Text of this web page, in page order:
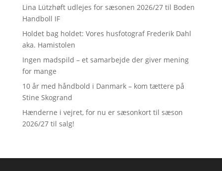
Lina Lützhøft udlejes for sæsonen 2026/27 til Boden
Handboll IF
Holdet bag holdet: Vores husfotograf Frederik Dahl
aka. Hamistolen
Ingen madspild – et samarbejde der giver mening
for mange
10 år med håndbold i Danmark – kom tættere på
Stine Skogrand
Hænderne i vejret, for nu er sæsonkort til sæson
2026/27 til salg!